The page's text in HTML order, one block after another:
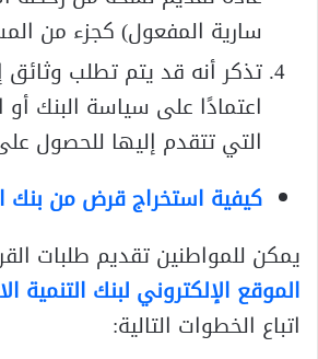
سارية المفعول) كجزء من
تذكر أنه قد يتم تطلب وثائق
اعتمادًا على سياسة البنك
التي تتقدم إليها للحصول
كيفية استخراج قرض من بنك
يمكن للمواطنين تقديم طلبات
الموقع الإلكتروني لبنك التنمية
اتباع الخطوات التالية: